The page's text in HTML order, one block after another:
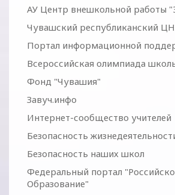
АУ Центр внешкольной работы
Чувашский республиканский
Портал информационной
Всероссийская олимпиада
Фонд "Чувашия"
Завуч.инфо
Интернет-сообщество учителей
Безопасность
Безопасность наших школ
Федеральный портал
Образование"